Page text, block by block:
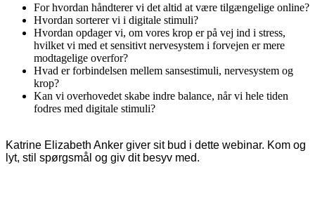
For hvordan håndterer vi det altid at være tilgængelige online?
Hvordan sorterer vi i digitale stimuli?
Hvordan opdager vi, om vores krop er på vej ind i stress,
hvilket vi med et sensitivt nervesystem i forvejen er mere
modtagelige overfor?
Hvad er forbindelsen mellem sansestimuli, nervesystem og
krop?
Kan vi overhovedet skabe indre balance, når vi hele tiden
fodres med digitale stimuli?
Katrine Elizabeth Anker giver sit bud i dette webinar. Kom og
lyt, stil spørgsmål og giv dit besyv med.